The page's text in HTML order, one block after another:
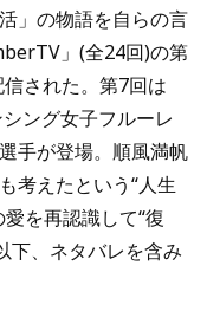
」の物語を自らの言
」(全24回)の第
された。第7回は
ング女子フルーレ
手が登場。順風満帆
考えたという“人生
を再認識して“復
下、ネタバレを含み